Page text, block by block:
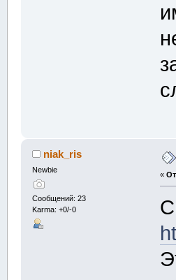
niak_ris
Newbie
Сообщений: 23
Karma: +0/-0
«